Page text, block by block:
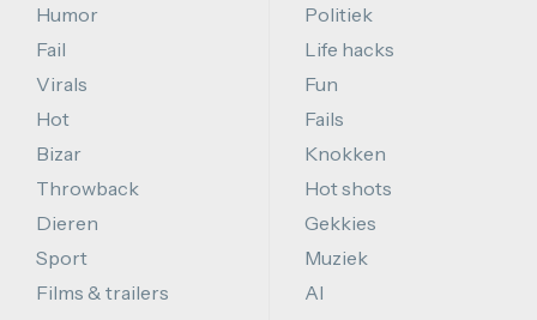
Humor
Fail
Virals
Hot
Bizar
Throwback
Dieren
Sport
Films & trailers
Politiek
Life hacks
Fun
Fails
Knokken
Hot shots
Gekkies
Muziek
AI